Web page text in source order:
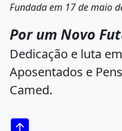
Fundada em 17 de maio
Por um Novo
Dedicação e luta
Aposentados e
Camed.